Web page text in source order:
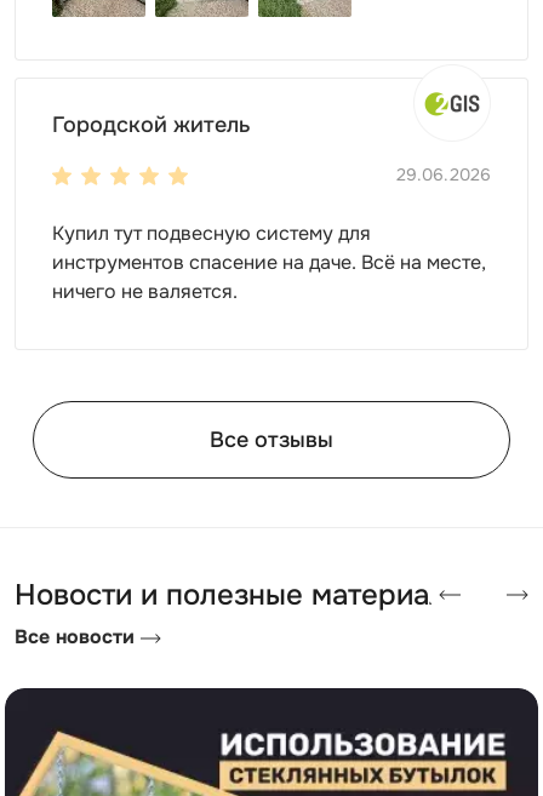
Внутренние рёбра жёсткости и наружные
Заказать дровницу для дачи очень просто. Вам нужно
только выбрать размеры, дизайн и внутреннее
наполнение. Наши менеджеры всегда готовы помочь
Преимущества дровниц SKOGGY
материалов, выдерживают любые погодные
условия и служат более 10 лет при правильной
эксплуатации.
Городской житель
29.06.2026
Купил тут подвесную систему для
инструментов спасение на даче. Всё на месте,
ничего не валяется.
Все отзывы
Новости и полезные материалы
Все новости